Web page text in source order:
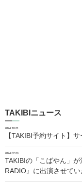
TAKIBIニュース
2024.10.01
【TAKIBI予約サイト】
2024.02.06
TAKIBIの「こばやん」
RADIO』に出演させてい